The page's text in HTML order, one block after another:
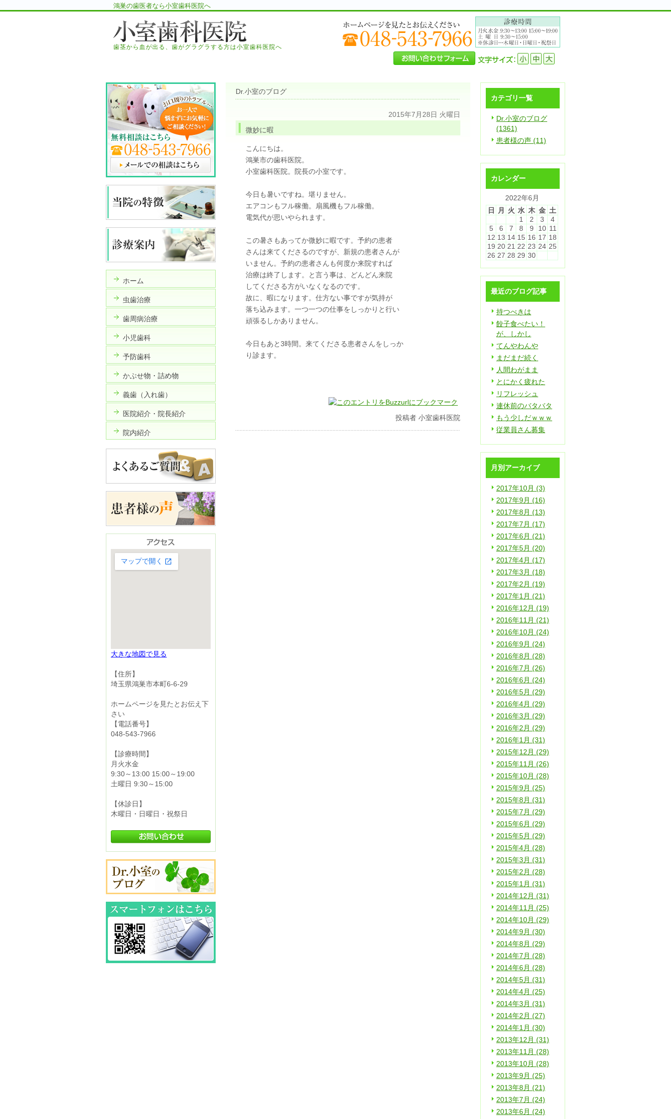
鴻巣の歯医者なら小室歯科医院へ
歯茎から血が出る、歯がグラグラする方は小室歯科医院へ
Dr.小室のブログ
2015年7月28日 火曜日
微妙に暇
こんにちは。
鴻巣市の歯科医院。
小室歯科医院。院長の小室です。
今日も暑いですね。堪りません。
エアコンもフル稼働。扇風機もフル稼働。
電気代が思いやられます。
この暑さもあってか微妙に暇です。予約の患者
さんは来てくださるのですが、新規の患者さんが
いません。予約の患者さんも何度か来院すれば
治療は終了します。と言う事は、どんどん来院
してくださる方がいなくなるのです。
故に、暇になります。仕方ない事ですが気持が
落ち込みます。一つ一つの仕事をしっかりと行い
頑張るしかありません。
今日もあと3時間。来てくださる患者さんをしっか
り診ます。
投稿者 小室歯科医院
カテゴリ一覧
Dr.小室のブログ
(1361)
患者様の声 (11)
カレンダー
2022年6月
日
月 火 水 木 金 土
1
2 3
4
5
6 7 8 9 10 11
12 13 14 15 16 17 18
19 20 21 22 23 24 25
26 27 28 29 30
最近のブログ記事
持つべきは
餃子食べたい！
が、しかし
てんやわんや
まだまだ続く
人間わがまま
とにかく疲れた
リフレッシュ
連休前のバタバタ
もう少しだｗｗｗ
従業員さん募集
月別アーカイブ
2017年10月 (3)
2017年9月 (16)
2017年8月 (13)
2017年7月 (17)
2017年6月 (21)
2017年5月 (20)
2017年4月 (17)
2017年3月 (18)
2017年2月 (19)
2017年1月 (21)
2016年12月 (19)
2016年11月 (21)
2016年10月 (24)
2016年9月 (24)
2016年8月 (28)
2016年7月 (26)
2016年6月 (24)
2016年5月 (29)
2016年4月 (29)
2016年3月 (29)
2016年2月 (29)
2016年1月 (31)
2015年12月 (29)
2015年11月 (26)
2015年10月 (28)
2015年9月 (25)
2015年8月 (31)
2015年7月 (29)
2015年6月 (29)
2015年5月 (29)
2015年4月 (28)
2015年3月 (31)
2015年2月 (28)
2015年1月 (31)
2014年12月 (31)
2014年11月 (25)
2014年10月 (29)
2014年9月 (30)
2014年8月 (29)
2014年7月 (28)
2014年6月 (28)
2014年5月 (31)
2014年4月 (25)
2014年3月 (31)
2014年2月 (27)
2014年1月 (30)
2013年12月 (31)
2013年11月 (28)
2013年10月 (28)
2013年9月 (25)
2013年8月 (21)
2013年7月 (24)
2013年6月 (24)
ホーム
虫歯治療
歯周病治療
小児歯科
予防歯科
かぶせ物・詰め物
義歯（入れ歯）
医院紹介・院長紹介
院内紹介
大きな地図で見る
【住所】
埼玉県鴻巣市本町6-6-29
ホームページを見たとお伝え下
さい
【電話番号】
048-543-7966
【診療時間】
月火水金
9:30～13:00 15:00～19:00
土曜日 9:30～15:00
【休診日】
木曜日・日曜日・祝祭日